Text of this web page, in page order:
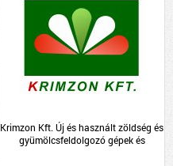
Krimzon Kft. Új és használt zöldség és
gyümölcsfeldolgozó gépek és